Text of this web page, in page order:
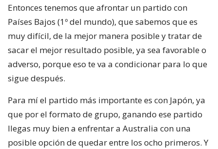
Entonces tenemos que afrontar un partido con
Países Bajos (1º del mundo), que sabemos que es
muy difícil, de la mejor manera posible y tratar de
sacar el mejor resultado posible, ya sea favorable o
adverso, porque eso te va a condicionar para lo que
sigue después.
Para mí el partido más importante es con Japón, ya
que por el formato de grupo, ganando ese partido
llegas muy bien a enfrentar a Australia con una
posible opción de quedar entre los ocho primeros. Y